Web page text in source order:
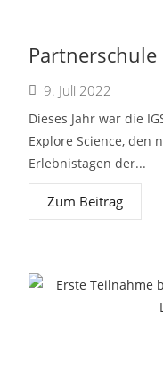
Partnerschule
9. Juli 2022
Dieses Jahr war die
Explore Science, den
Erlebnistagen der...
Zum Beitrag